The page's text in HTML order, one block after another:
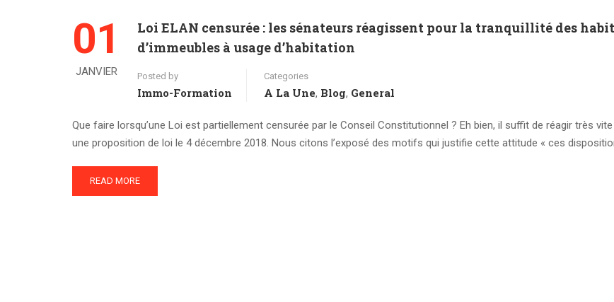
01
JANVIER
Loi ELAN censurée : les sénateurs réagissent pour la tranquillité des
d’immeubles à usage d’habitation
Posted by
Immo-Formation
Categories
A La Une, Blog, General
Que faire lorsqu’une Loi est partiellement censurée par le Conseil Constitutionnel ? Eh bien, il suffit de réagir très
une proposition de loi le 4 décembre 2018. Nous citons l’exposé des motifs qui justifie cette attitude « ces
READ MORE